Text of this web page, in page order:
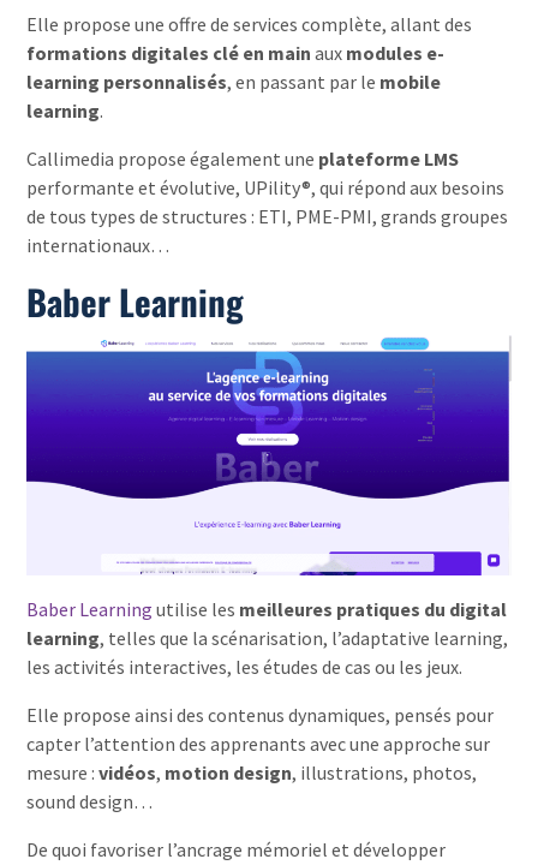
Elle propose une offre de services complète, allant des
formations digitales clé en main aux modules e-
learning personnalisés, en passant par le mobile
learning.
Callimedia propose également une plateforme LMS
performante et évolutive, UPility®, qui répond aux besoins
de tous types de structures : ETI, PME-PMI, grands groupes
internationaux…
Baber Learning
Baber Learning utilise les meilleures pratiques du digital
learning, telles que la scénarisation, l’adaptative learning,
les activités interactives, les études de cas ou les jeux.
Elle propose ainsi des contenus dynamiques, pensés pour
capter l’attention des apprenants avec une approche sur
mesure :vidéos, motion design, illustrations, photos,
sound design…
De quoi favoriser l’ancrage mémoriel et développer